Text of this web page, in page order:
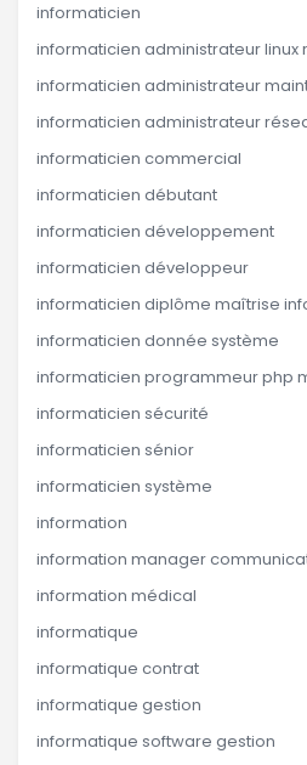
informaticien
informaticien administrateur linux
informaticien administrateur
informaticien administrateur
informaticien commercial
informaticien débutant
informaticien développement
informaticien développeur
informaticien diplôme maîtrise
informaticien donnée système
informaticien programmeur php
informaticien sécurité
informaticien sénior
informaticien système
information
information manager
information médical
informatique
informatique contrat
informatique gestion
informatique software gestion